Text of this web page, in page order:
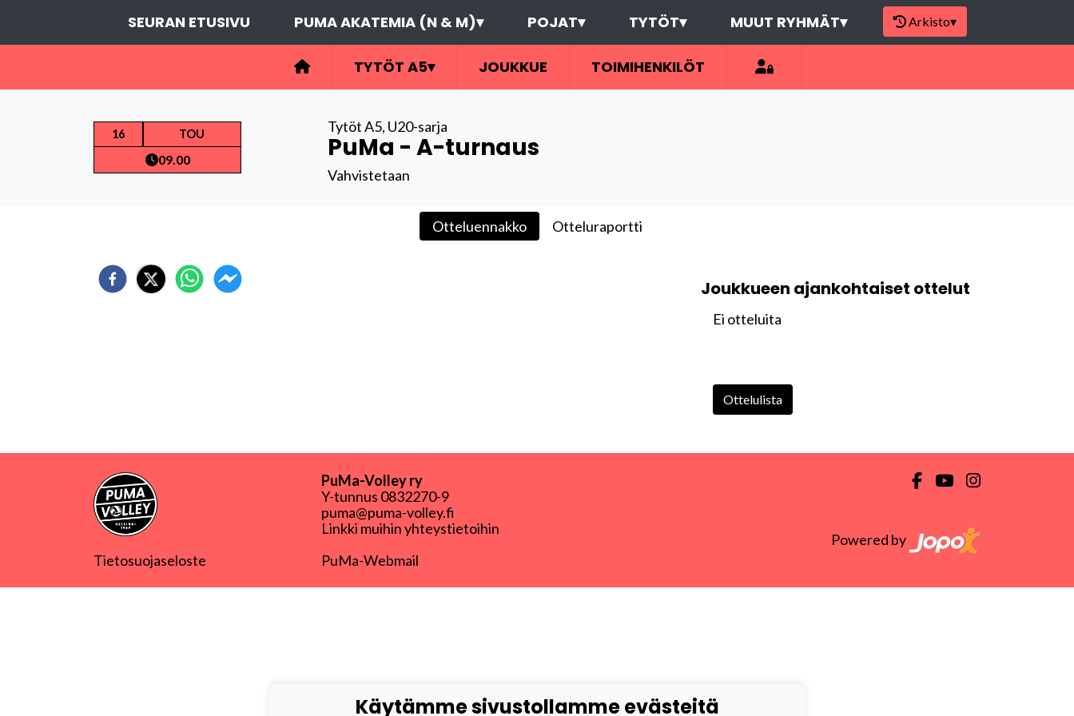
SEURAN ETUSIVU PUMA AKATEMIA (N & M)▾ POJAT▾ TYTÖT▾ MUUT RYHMÄT▾ Arkisto▾
TYTÖT A5▾ JOUKKUE TOIMIHENKILÖT
16 TOU
09.00
Tytöt A5, U20-sarja
PuMa - A-turnaus
Vahvistetaan
Otteluennakko Otteluraportti
Joukkueen ajankohtaiset ottelut
Ei otteluita
Ottelulista
Tietosuojaseloste
PuMa-Volley ry
Y-tunnus 0832270-9
puma@puma-volley.fi
Linkki muihin yhteystietoihin
PuMa-Webmail
Powered by
Käytämme sivustollamme evästeitä